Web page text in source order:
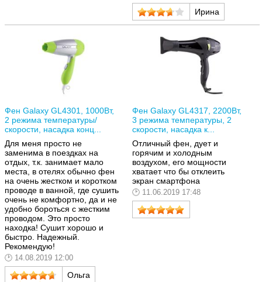
Ирина
Фен Galaxy GL4301, 1000Вт,
2 режима температуры/
скорости, насадка конц...
Для меня просто не
заменима в поездках на
отдых, т.к. занимает мало
места, в отелях обычно фен
на очень жестком и коротком
проводе в ванной, где сушить
очень не комфортно, да и не
удобно бороться с жестким
проводом. Это просто
находка! Сушит хорошо и
быстро. Надежный.
Рекомендую!
14.08.2019 12:00
Ольга
Фен Galaxy GL4317, 2200Вт,
3 режима температуры, 2
скорости, насадка к...
Отличный фен, дует и
горячим и холодным
воздухом, его мощности
хватает что бы отклеить
экран смартфона
11.06.2019 17:48